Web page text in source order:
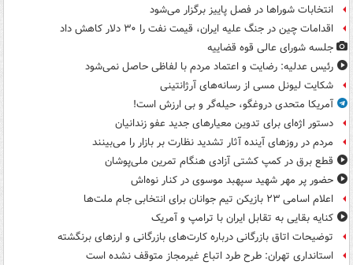
انتخابات شوراها در فصل پاییز برگزار می‌شود
اقدامات چین در جنگ علیه ایران، قیمت نفت را ۳۰ دلار کاهش داد
جلسه شورای عالی قوه قضاییه
رئیس عدلیه: رضایت و اعتماد مردم با لفاظی حاصل نمی‌شود
شکایت لیونل مسی از رسانه‌های آرژانتینی
آمریکا متحدی دروغگو، حیله‌گر و بی ارزش است!
دستور اژه‌ای برای تدوین معیارهای جدید عفو زندانیان
مردم در روزهای آینده آثار تشدید نظارت بر بازار را می‌بینند
قطع برق در کمپ کشتی آزادی هنگام تمرین ملی‌پوشان
حضور پر مهر شهید سپهبد موسوی در کنار نوه‌اش
اعلام اسامی ۲۳ بازیکن تیم جوانان برای انتخابی جام ملت‌ها
کنایه بقایی به تقابل ایران با ترامپ و آمریک
توضیحات اتاق بازرگانی درباره کارت‌های بازرگانی و ارزهای برنگشته
استانداری تهران: طرح طرد اتباع غیرمجاز متوقف نشده است